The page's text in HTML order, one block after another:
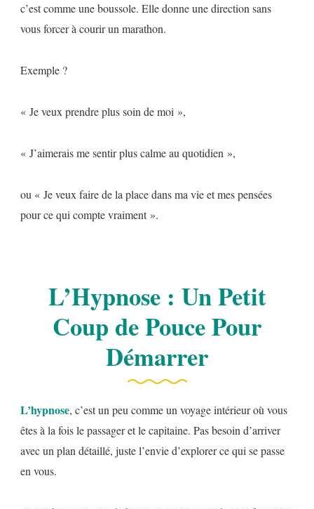
c’est comme une boussole. Elle donne une direction sans
vous forcer à courir un marathon.
Exemple ?
« Je veux prendre plus soin de moi »,
« J’aimerais me sentir plus calme au quotidien »,
ou « Je veux faire de la place dans ma vie et mes pensées
pour ce qui compte vraiment ».
L’Hypnose : Un Petit
Coup de Pouce Pour
Démarrer
L’hypnose, c’est un peu comme un voyage intérieur où vous
êtes à la fois le passager et le capitaine. Pas besoin d’arriver
avec un plan détaillé, juste l’envie d’explorer ce qui se passe
en vous.